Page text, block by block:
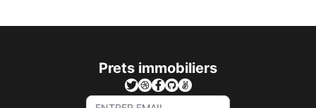
Prets immobiliers
Sign